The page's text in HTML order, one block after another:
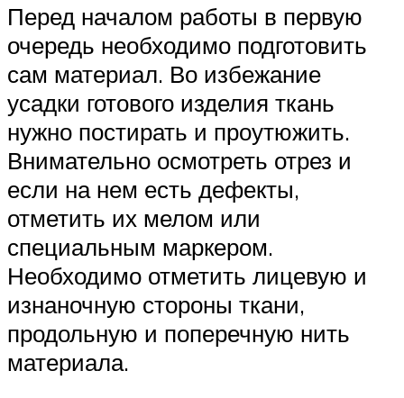
Перед началом работы в первую
очередь необходимо подготовить
сам материал. Во избежание
усадки готового изделия ткань
нужно постирать и проутюжить.
Внимательно осмотреть отрез и
если на нем есть дефекты,
отметить их мелом или
специальным маркером.
Необходимо отметить лицевую и
изнаночную стороны ткани,
продольную и поперечную нить
материала.